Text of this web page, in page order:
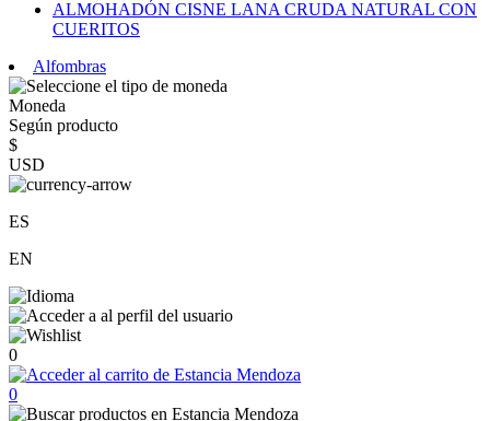
ALMOHADÓN CISNE LANA CRUDA NATURAL CON
CUERITOS
Alfombras
Moneda
Según producto
$
USD
ES
EN
0
0